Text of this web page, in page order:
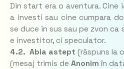
Din start era o aventura.
a investi sau cine cumpara
se duce in sus sau pe zvon ca
e investitor, ci speculator.
4.2. Abia astept (răspuns la
(mesaj trimis de Anonim în